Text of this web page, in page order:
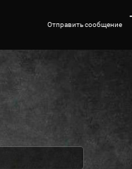
Отправить сообщение